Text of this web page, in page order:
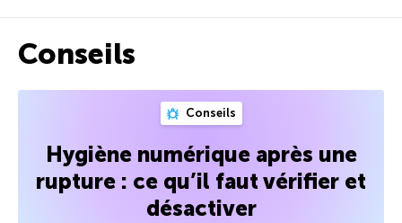
Conseils
Conseils
Hygiène numérique après une
rupture : ce qu’il faut vérifier et
désactiver